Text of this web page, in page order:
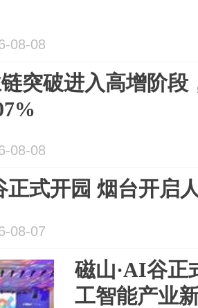
08-08
突破进入高增阶段
08-08
正式开园 烟台开启
08-07
磁山·AI谷正
工智能产业